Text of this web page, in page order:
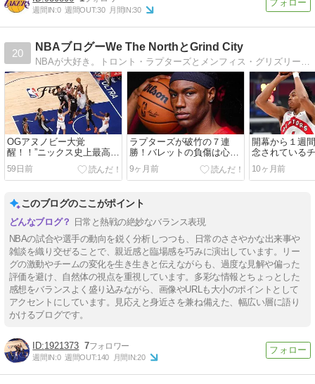
週間IN:0 週間OUT:30 月間IN:30
20
NBAブログーWe The NorthとGrind City
NBAが大好き。トロント・ラプターズとメンフィス・グリズリーズのことを中心に現地記事を和訳してお届けするブログ。シーズン中は観戦記が中心となっています。
OGアヌノビー大覚
醒！！”ニックス史上最高の
プレー”で29PTSビハインド
からの逆転で王手へ
59日前
ラプターズが破竹の７連
勝！バレットの負傷は心配
ながら…好調の要因の１つ
はベンチの好調か
9ヶ月前
開幕から１週
念されている
こ？心配＆期
ートを切った5
10ヶ月前
このブログのここがポイント
日常と熱戦の絶妙なバランス表現
NBAの試合や選手の動向を鋭く分析しつつも、日常のささやかな出来事や
雑談を織り交ぜることで、親近感と臨場感を巧みに演出しています。リー
グの激動やチームの変化を生き生きと伝えながらも、過度な見解や偏った
評価を避け、自然体の視点を重視しています。多彩な情報とちょっとした
感想をバランスよく盛り込みながら、画像やURLも大小のポイントとして
アクセントにしています。見応えと身近さを兼ね備えた、幅広い層に語り
かけるブログです。
1921373 7
週間IN:0 週間OUT:140 月間IN:20